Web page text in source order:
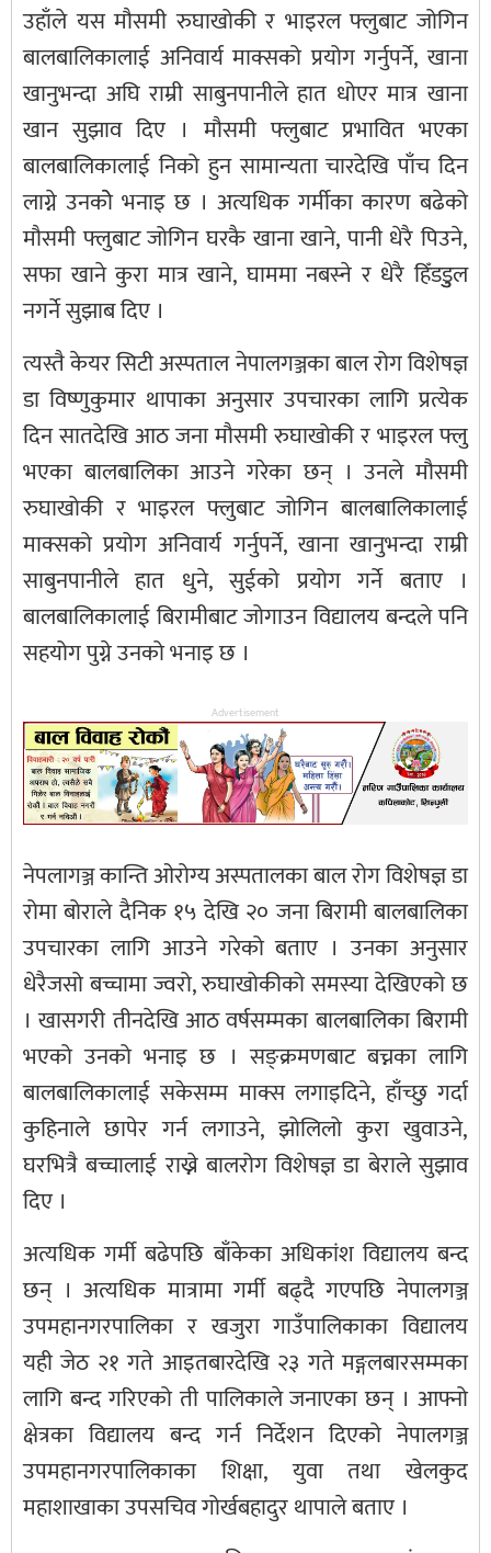
उहाँले यस मौसमी रुघाखोकी र भाइरल फ्लुबाट जोगिन
बालबालिकालाई अनिवार्य माक्सको प्रयोग गर्नुपर्ने, खाना
खानुभन्दा अघि राम्री साबुनपानीले हात धोएर मात्र खाना
खान सुझाव दिए । मौसमी फ्लुबाट प्रभावित भएका
बालबालिकालाई निको हुन सामान्यता चारदेखि पाँच दिन
लाग्ने उनकोे भनाइ छ । अत्यधिक गर्मीका कारण बढेको
मौसमी फ्लुबाट जोगिन घरकै खाना खाने, पानी धेरै पिउने,
सफा खाने कुरा मात्र खाने, घाममा नबस्ने र धेरै हिँडडुुल
नगर्ने सुझाब दिए ।
त्यस्तै केयर सिटी अस्पताल नेपालगञ्जका बाल रोग विशेषज्ञ
डा विष्णुकुमार थापाका अनुसार उपचारका लागि प्रत्येक
दिन सातदेखि आठ जना मौसमी रुघाखोकी र भाइरल फ्लु
भएका बालबालिका आउने गरेका छन् । उनले मौसमी
रुघाखोकी र भाइरल फ्लुबाट जोगिन बालबालिकालाई
माक्सको प्रयोग अनिवार्य गर्नुपर्ने, खाना खानुभन्दा राम्री
साबुनपानीले हात धुने, सुईको प्रयोग गर्ने बताए ।
बालबालिकालाई बिरामीबाट जोगाउन विद्यालय बन्दले पनि
सहयोग पुग्ने उनको भनाइ छ ।
Advertisement
नेपलागञ्ज कान्ति ओरोग्य अस्पतालका बाल रोग विशेषज्ञ डा
रोमा बोराले दैनिक १५ देखि २० जना बिरामी बालबालिका
उपचारका लागि आउने गरेको बताए । उनका अनुसार
धेरैजसो बच्चामा ज्वरो, रुघाखोकीको समस्या देखिएको छ
। खासगरी तीनदेखि आठ वर्षसम्मका बालबालिका बिरामी
भएको उनको भनाइ छ । सङ्क्रमणबाट बच्नका लागि
बालबालिकालाई सकेसम्म माक्स लगाइदिने, हाँच्छु गर्दा
कुहिनाले छापेर गर्न लगाउने, झोलिलो कुरा खुवाउने,
घरभित्रै बच्चालाई राख्ने बालरोग विशेषज्ञ डा बेराले सुझाव
दिए ।
अत्यधिक गर्मी बढेपछि बाँकेका अधिकांश विद्यालय बन्द
छन् । अत्यधिक मात्रामा गर्मी बढ्दै गएपछि नेपालगञ्ज
उपमहानगरपालिका र खजुरा गाउँपालिकाका विद्यालय
यही जेठ २१ गते आइतबारदेखि २३ गते मङ्गलबारसम्मका
लागि बन्द गरिएको ती पालिकाले जनाएका छन् । आफ्नो
क्षेत्रका विद्यालय बन्द गर्न निर्देशन दिएको नेपालगञ्ज
उपमहानगरपालिकाका शिक्षा, युवा तथा खेलकुद
महाशाखाका उपसचिव गोर्खबहादुर थापाले बताए ।